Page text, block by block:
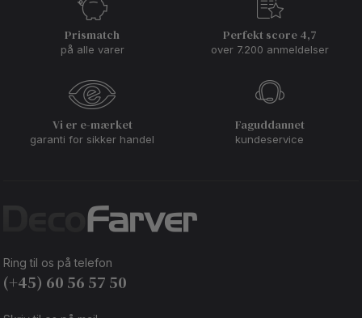
Prismatch
på alle varer
Perfekt score 4,7
over 7.200 anmeldelser
Vi er e-mærket
garanti for sikker handel
Faguddannet
kundeservice
Ring til os på telefon
(+45) 60 56 57 50